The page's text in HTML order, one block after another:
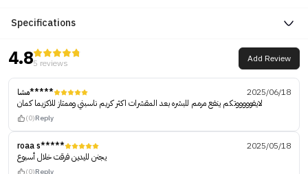
Specifications
4.85 reviews Add Review
مشا*****
2025/06/18
لايفوووووتكم ينفع مرمم للبشره بعد المقشرات اكثر كريم ناسبني وممتاز للاكزيما كمان
(0)Reply
roaa s*****
2025/05/18
يجنن لليدين فرقت خلال أسبوع
(0)Reply